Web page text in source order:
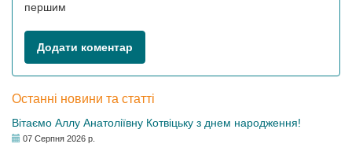
першим
Додати коментар
Останні новини та статті
Вітаємо Аллу Анатоліївну Котвіцьку з днем народження!
07 Серпня 2026 р.